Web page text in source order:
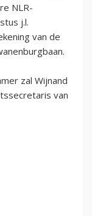
NLR-
j.l.
van de
zal Wijnand
van